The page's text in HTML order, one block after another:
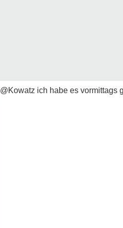
@Kowatz ich habe es vormittags